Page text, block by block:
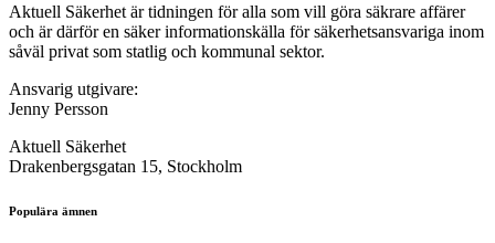
Aktuell Säkerhet är tidningen för alla som vill göra säkrare affärer
och är därför en säker informationskälla för säkerhets­ansvariga inom
såväl privat som statlig och kommunal sektor.
Ansvarig utgivare:
Jenny Persson
Aktuell Säkerhet
Drakenbergsgatan 15, Stockholm
Populära ämnen